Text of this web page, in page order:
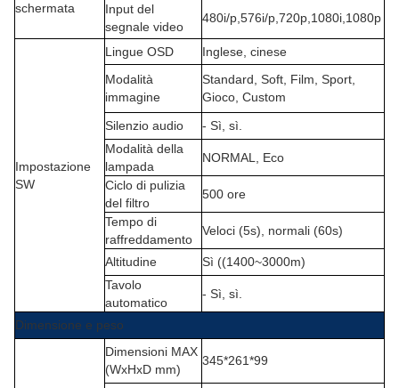
schermata
Input del
segnale video
480i/p 576i/p 720p 1080i 1080p
Impostazione
SW
Lingue OSD
Inglese, cinese
Modalità
immagine
Standard, Soft, Film, Sport,
Gioco, Custom
Silenzio audio
- Sì, sì.
Modalità della
lampada
NORMAL, Eco
Ciclo di pulizia
del filtro
500 ore
Tempo di
raffreddamento
Veloci (5s), normali (60s)
Altitudine
Sì ((1400~3000m)
Tavolo
automatico
- Sì, sì.
Dimensione e peso
Dimensioni MAX
(WxHxD mm)
345*261*99